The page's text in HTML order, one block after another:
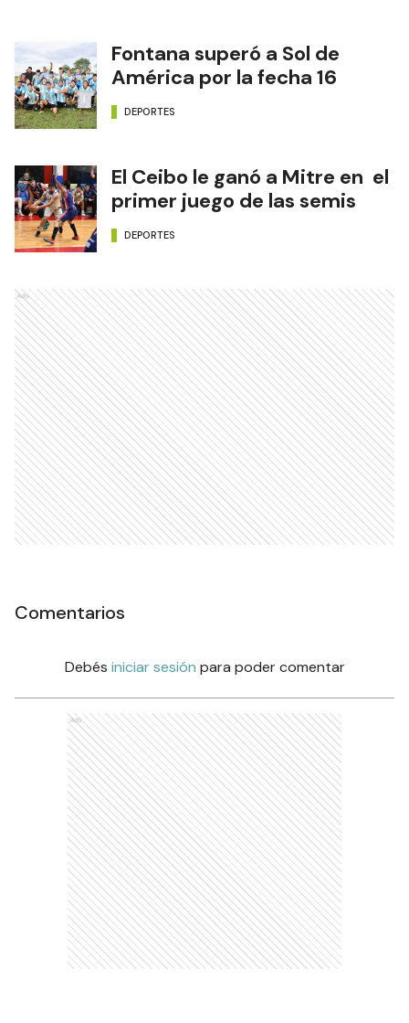
Fontana superó a Sol de
América por la fecha 16
DEPORTES
El Ceibo le ganó a Mitre en el
primer juego de las semis
DEPORTES
Ads
Comentarios
Debés iniciar sesión para poder comentar
Ads